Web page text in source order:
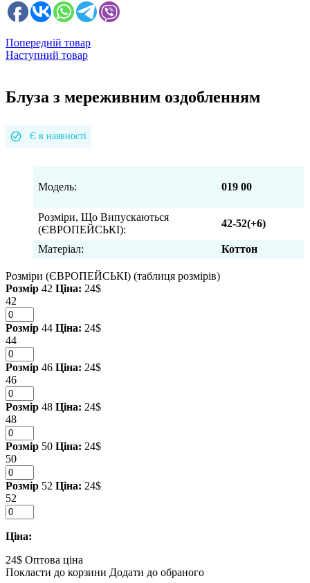
Попередній товар
Наступний товар
Блуза з мереживним оздобленням
Є в наявності
Модель: 019 00
Розміри, Що Випускаються
(ЄВРОПЕЙСЬКІ):
42-52(+6)
Матеріал: Коттон
Розміри (ЄВРОПЕЙСЬКІ) (таблиця розмірів)
Розмір 42 Ціна: 24$
42
Розмір 44 Ціна: 24$
44
Розмір 46 Ціна: 24$
46
Розмір 48 Ціна: 24$
48
Розмір 50 Ціна: 24$
50
Розмір 52 Ціна: 24$
52
Ціна:
24$ Оптова ціна
Покласти до корзини Додати до обраного